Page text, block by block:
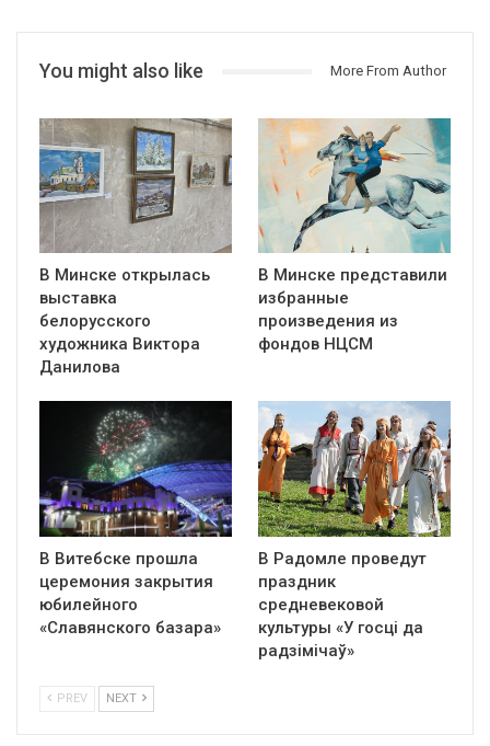
You might also like More From Author
В Минске открылась
выставка
белорусского
художника Виктора
Данилова
В Минске представили
избранные
произведения из
фондов НЦСМ
В Витебске прошла
церемония закрытия
юбилейного
«Славянского базара»
В Радомле проведут
праздник
средневековой
культуры «У госці да
радзімічаў»
PREV NEXT